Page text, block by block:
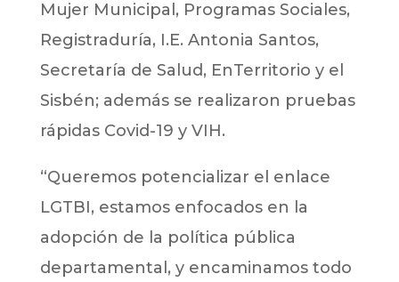
Mujer Municipal, Programas Sociales,
Registraduría, I.E. Antonia Santos,
Secretaría de Salud, EnTerritorio y el
Sisbén; además se realizaron pruebas
rápidas Covid-19 y VIH.
“Queremos potencializar el enlace
LGTBI, estamos enfocados en la
adopción de la política pública
departamental, y encaminamos todo